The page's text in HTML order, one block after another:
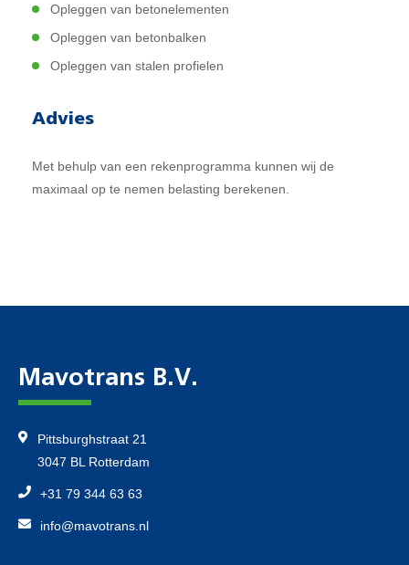
Opleggen van betonelementen
Opleggen van betonbalken
Opleggen van stalen profielen
Advies
Met behulp van een rekenprogramma kunnen wij de
maximaal op te nemen belasting berekenen.
Mavotrans B.V.
Pittsburghstraat 21
3047 BL Rotterdam
+31 79 344 63 63
info@mavotrans.nl